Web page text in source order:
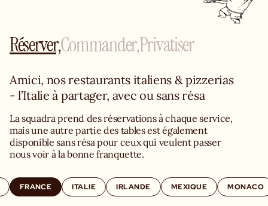
Amici, nos restaurants italiens & pizzerias
- l’Italie à partager, avec ou sans résa
La squadra prend des réservations à chaque service,
mais une autre partie des tables est également
disponible sans résa pour ceux qui veulent passer
nous voir à la bonne franquette.
Réserver,Commander,Privatiser
FRANCE ITALIE IRLANDE MEXIQUE MONACO